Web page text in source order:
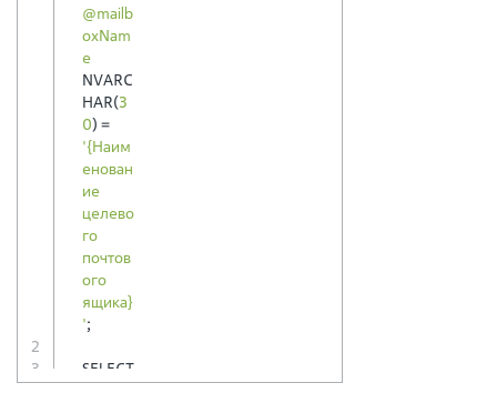
@mailb
oxNam
e
NVARC
HAR(3
0) =
'{Наим
енован
ие
целево
го
почтов
ого
ящика}
';
Id,